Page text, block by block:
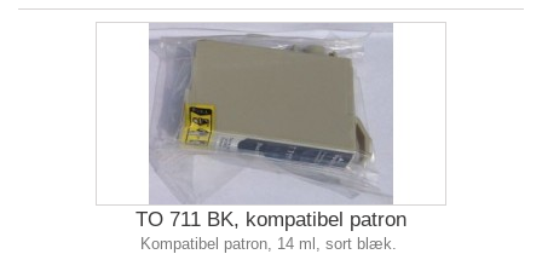
TO 711 BK, kompatibel patron
Kompatibel patron, 14 ml, sort blæk.